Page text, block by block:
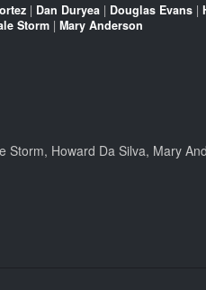
| Dan Duryea | Douglas Evans |
Storm | Mary Anderson
Storm, Howard Da Silva, Mary